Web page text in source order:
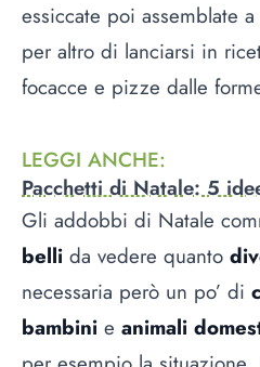
essiccate poi assemblate
per altro di lanciarsi in
focacce e pizze dalle
LEGGI ANCHE:
Pacchetti di Natale: 5
Gli addobbi di Natale
belli da vedere quanto
necessaria però un po’ di
bambini e animali